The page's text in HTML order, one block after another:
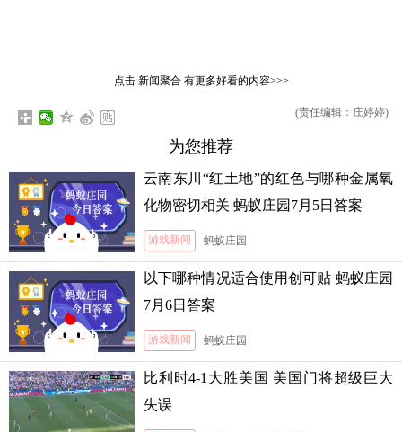
点击 新闻聚合有更多好看的内容>>>
(责任编辑：庄婷婷)
为您推荐
云南东川“红土地”的红色与哪种金属氧
化物密切相关 蚂蚁庄园7月5日答案
游戏新闻 蚂蚁庄园
以下哪种情况适合使用创可贴 蚂蚁庄园
7月6日答案
游戏新闻 蚂蚁庄园
比利时4-1大胜美国 美国门将超级巨大
失误